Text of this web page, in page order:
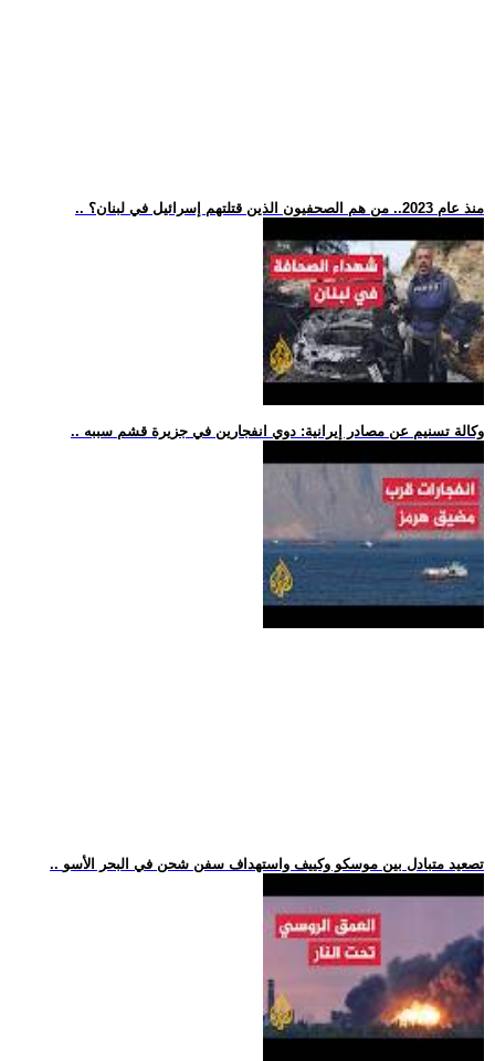
.. منذ عام 2023.. من هم الصحفيون الذين قتلتهم إسرائيل في لبنان؟
.. وكالة تسنيم عن مصادر إيرانية: دوي انفجارين في جزيرة قشم سببه
.. تصعيد متبادل بين موسكو وكييف واستهداف سفن شحن في البحر الأسو